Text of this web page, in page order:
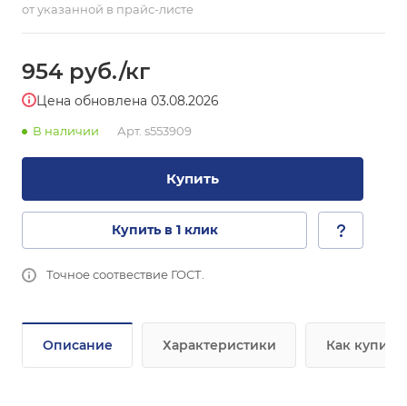
от указанной в прайс-листе
954 руб./кг
Цена обновлена 03.08.2026
В наличии Арт. s553909
Купить
Купить в 1 клик
Точное соотвествие ГОСТ.
Описание Характеристики Как купить